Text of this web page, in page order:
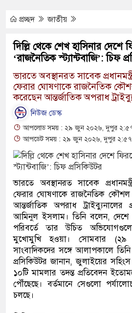
প্রচ্ছদ জাতীয়
দিল্লি থেকে শেখ হাসিনার দেশে
‘রাজনৈতিক স্ট্যান্টবাজি’: চিফ
ভারতে অবস্থানরত সাবেক
ফেরার ঘোষণাকে রাজনৈতিক
করেছেন আন্তর্জাতিক অপরাধ
নিউজ ডেস্ক
আপলোড সময় : ২৯ জুন ২০২৬, দুপুর
আপডেট সময় : ২৯ জুন ২০২৬, দুপুর
ভারতে অবস্থানরত সাবেক
ফেরার ঘোষণাকে রাজনৈতিক কৌশল
আন্তর্জাতিক অপরাধ ট্রাইব্যুনালের
আমিনুল ইসলাম। তিনি বলেন, দেশে
পরিবর্তে তার উচিত
মুখোমুখি হওয়া। সোমবার (২৯
সাংবাদিকদের সঙ্গে আলাপকালে
প্রসিকিউটর জানান, জুলাইয়ের সহিংস
১০টি মামলার তদন্ত প্রতিবেদন
পৌঁছেছে। বর্তমানে সেগুলো
চলছে।